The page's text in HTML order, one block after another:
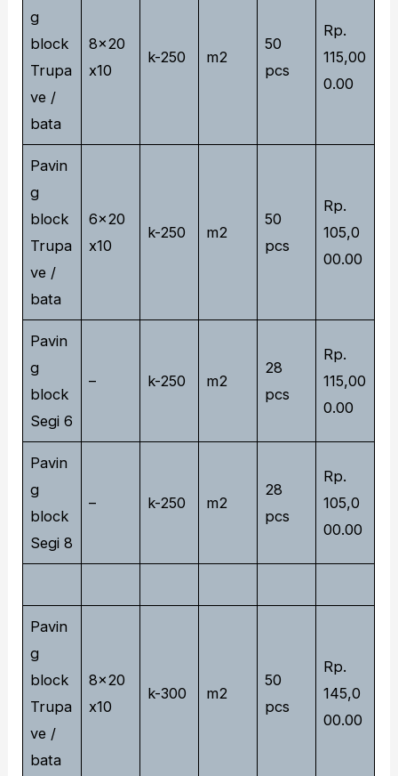
g
block
Trupa
ve /
bata
8x20
x10
k-250 m2
50
pcs
Rp.
115,00
0.00
Pavin
g
block
Trupa
ve /
bata
6x20
x10
k-250 m2
50
pcs
Rp.
105,0
00.00
Pavin
g
block
Segi 6
– k-250 m2
28
pcs
Rp.
115,00
0.00
Pavin
g
block
Segi 8
– k-250 m2
28
pcs
Rp.
105,0
00.00
Pavin
g
block
Trupa
ve /
bata
8x20
x10
k-300 m2
50
pcs
Rp.
145,0
00.00